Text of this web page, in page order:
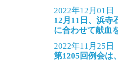
2022年12月01日
12月11日、浜寺
に合わせて献血
2022年11月25日
第1205回例会は